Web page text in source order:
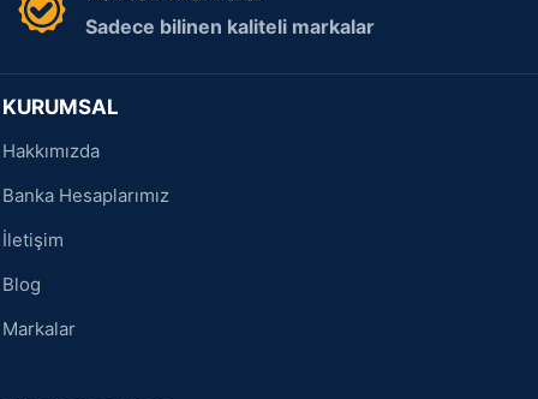
Sadece bilinen kaliteli markalar
KURUMSAL
Hakkımızda
Banka Hesaplarımız
İletişim
Blog
Markalar